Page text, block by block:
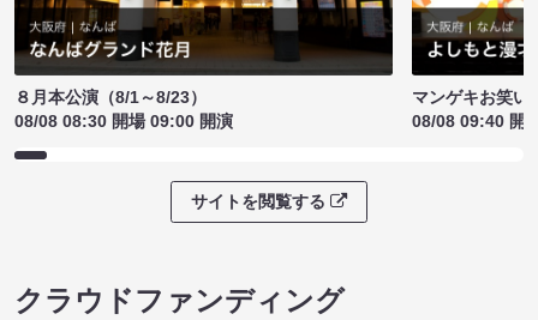
８月本公演（8/1～8/23）
08/08 08:30 開場 09:00 開演
マンゲキお笑い
08/08 09:40 開
サイトを閲覧する
クラウドファンディング